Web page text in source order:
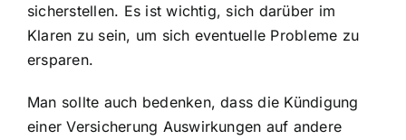
sicherstellen. Es ist wichtig, sich darüber im
Klaren zu sein, um sich eventuelle Probleme zu
ersparen.
Man sollte auch bedenken, dass die Kündigung
einer Versicherung Auswirkungen auf andere